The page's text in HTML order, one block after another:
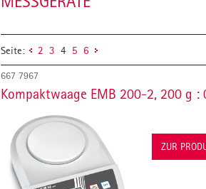
Seite: 2 3 4 5 6
667 7967
Kompaktwaage EMB 200-2, 200 g :
ZUR